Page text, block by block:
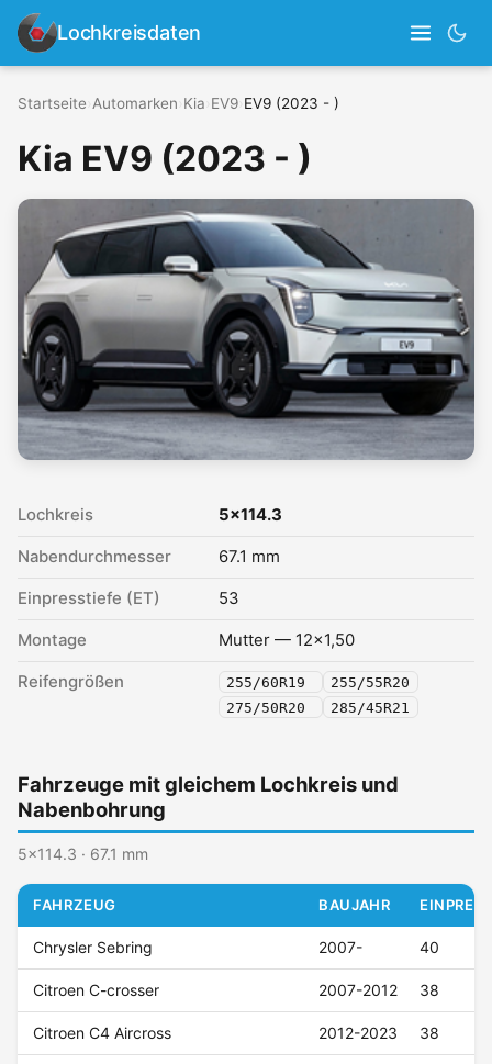
Lochkreisdaten
Startseite Automarken Kia EV9 EV9 (2023 - )
Kia EV9 (2023 - )
Lochkreis 5x114.3
Nabendurchmesser 67.1 mm
Einpresstiefe (ET) 53
Montage Mutter — 12x1,50
Reifengrößen 255/60R19
255/55R20
275/50R20
285/45R21
Fahrzeuge mit gleichem Lochkreis und
Nabenbohrung
5x114.3 · 67.1 mm
FAHRZEUG BAUJAHR
Chrysler Sebring 2007- 40
Citroen C-crosser 2007-2012 38
Citroen C4 Aircross 2012-2023 38